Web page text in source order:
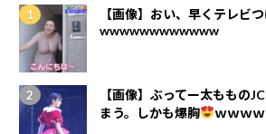
【画像】おい、早くテレビ
wwwwwwwwwwww
【画像】ぶってー太ももの
まう。しかも爆胸
ｗｗｗ